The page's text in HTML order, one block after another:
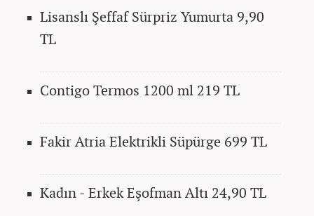
Lisanslı Şeffaf Sürpriz Yumurta 9,90
TL
Contigo Termos 1200 ml 219 TL
Fakir Atria Elektrikli Süpürge 699 TL
Kadın - Erkek Eşofman Altı 24,90 TL